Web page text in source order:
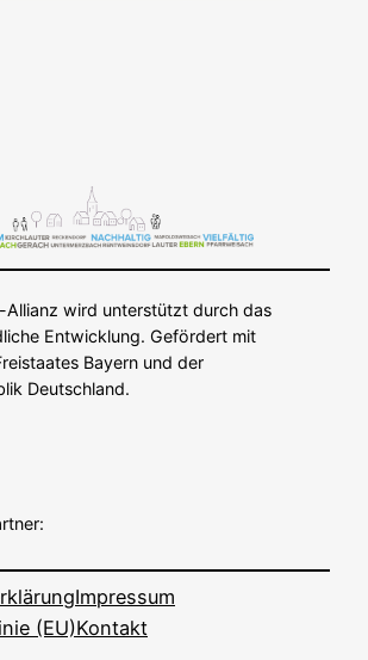
Allianz wird unterstützt durch das
Entwicklung. Gefördert mit
Bayern und der
Deutschland.
Impressum
(EU)Kontakt